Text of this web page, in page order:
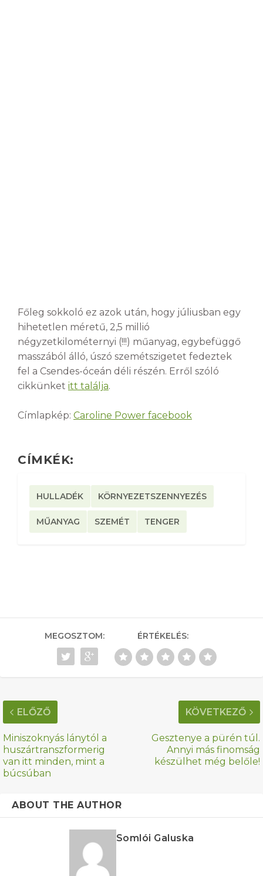
Főleg sokkoló ez azok után, hogy júliusban egy
hihetetlen méretű, 2,5 millió
négyzetkilométernyi (!!!) műanyag, egybefüggő
masszából álló, úszó szemétszigetet fedeztek
fel a Csendes-óceán déli részén. Erről szóló
cikkünket itt találja.
Címlapkép: Caroline Power facebook
CÍMKÉK:
HULLADÉK KÖRNYEZETSZENNYEZÉS
MŰANYAG SZEMÉT TENGER
MEGOSZTOM: ÉRTÉKELÉS:
ELŐZŐ
Miniszoknyás lánytól a
huszártranszformerig
van itt minden, mint a
búcsúban
KÖVETKEZŐ
Gesztenye a pürén túl.
Annyi más finomság
készülhet még belőle!
ABOUT THE AUTHOR
Somlói Galuska